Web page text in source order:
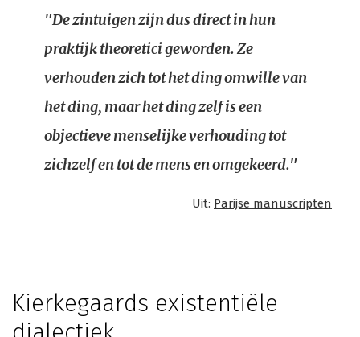
"De zintuigen zijn dus direct in hun
praktijk theoretici geworden. Ze
verhouden zich tot het ding omwille van
het ding, maar het ding zelf is een
objectieve menselijke verhouding tot
zichzelf en tot de mens en omgekeerd."
Uit: Parijse manuscripten
Kierkegaards existentiële